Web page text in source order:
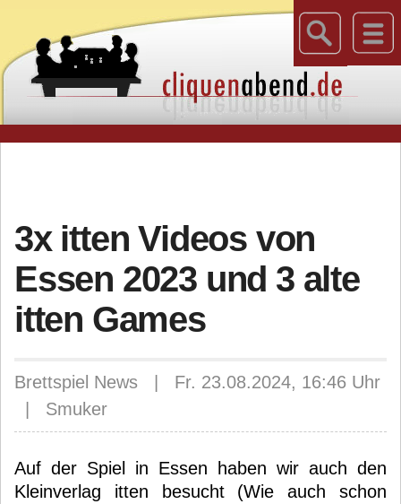
3x itten Videos von
Essen 2023 und 3 alte
itten Games
Brettspiel News | Fr. 23.08.2024, 16:46 Uhr
| Smuker
Auf der Spiel in Essen haben wir auch den
Kleinverlag itten besucht (Wie auch schon